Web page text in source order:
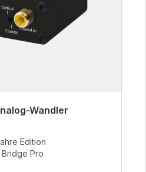
Wandler
€
Edition
Bridge Pro